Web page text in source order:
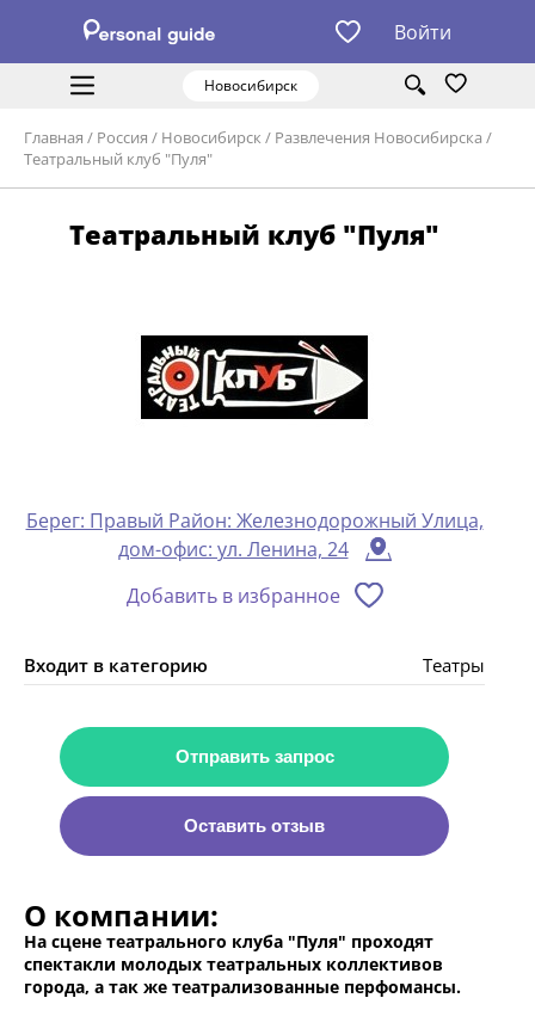
Войти
Новосибирск
Главная / Россия / Новосибирск / Развлечения Новосибирска /
Театральный клуб "Пуля"
Театральный клуб "Пуля"
Берег: Правый Район: Железнодорожный Улица,
дом-офис: ул. Ленина, 24
Добавить в избранное
Входит в категорию Театры
Отправить запрос
Оставить отзыв
О компании:
На сцене театрального клуба "Пуля" проходят
спектакли молодых театральных коллективов
города, а так же театрализованные перфомансы.